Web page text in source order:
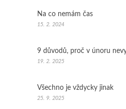
Na co nemám čas
15. 2. 2024
9 důvodů, proč v únoru
19. 2. 2025
Všechno je vždycky jinak
25. 9. 2025